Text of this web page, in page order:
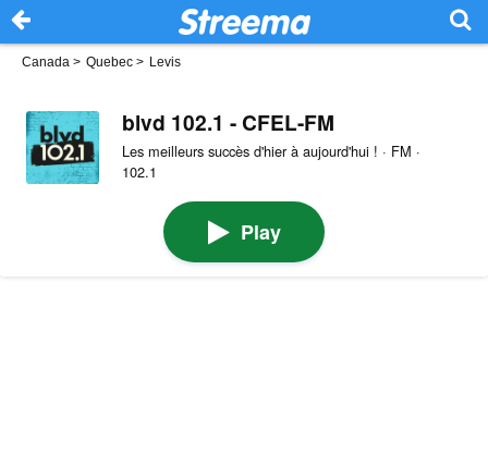
Canada > Quebec > Levis
blvd 102.1 - CFEL-FM
Les meilleurs succès d'hier à aujourd'hui ! · FM ·
102.1
Play